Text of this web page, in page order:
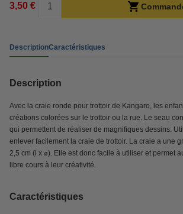
3,50 €
DescriptionCaractéristiques
Description
Avec la craie ronde pour trottoir de Kangaro, les
créations colorées sur le trottoir ou la rue. Le seau
qui permettent de réaliser de magnifiques dessins.
enlever facilement la craie de trottoir. La craie a une
2,5 cm (l x ⌀). Elle est donc facile à utiliser et permet
libre cours à leur créativité.
Caractéristiques